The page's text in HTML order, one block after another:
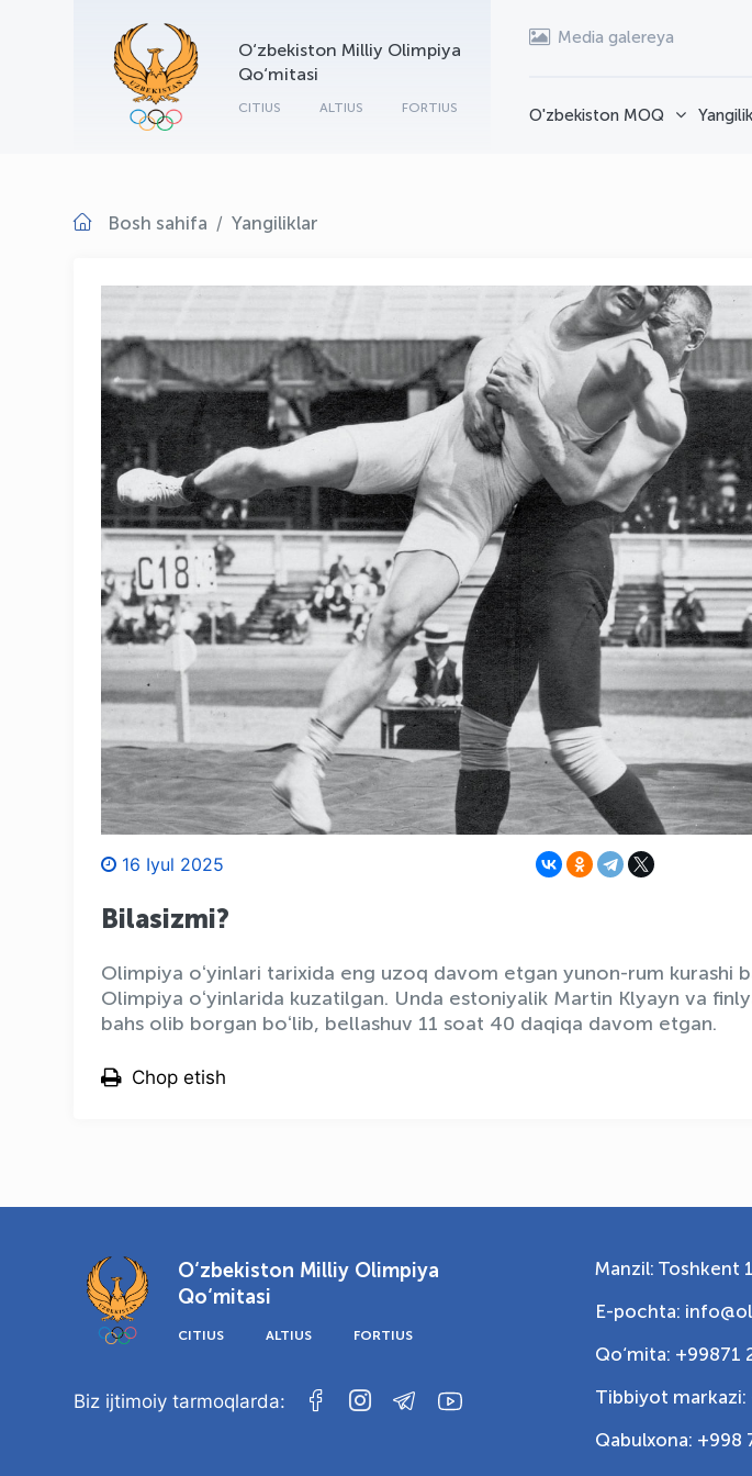
O‘zbekiston Milliy Olimpiya
Qo‘mitasi
CITIUS ALTIUS FORTIUS
Media galereya
O'zbekiston MOQ
Bosh sahifa Yangiliklar
16 Iyul 2025
Bilasizmi?
Olimpiya oʻyinlari tarixida eng uzoq davom etgan yunon-rum kurashi
Olimpiya oʻyinlarida kuzatilgan. Unda estoniyalik Martin Klyayn va
bahs olib borgan boʻlib, bellashuv 11 soat 40 daqiqa davom etgan.
Chop etish
O‘zbekiston Milliy Olimpiya
Qo‘mitasi
CITIUS ALTIUS FORTIUS
Biz ijtimoiy tarmoqlarda:
Manzil: Toshkent
E-pochta:
Qo‘mita: +99871
Tibbiyot markazi:
Qabulxona: +998